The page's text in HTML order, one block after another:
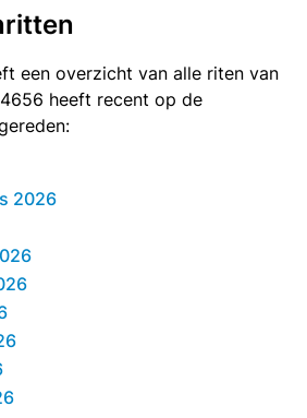
een overzicht van alle riten van
heeft recent op de
2026